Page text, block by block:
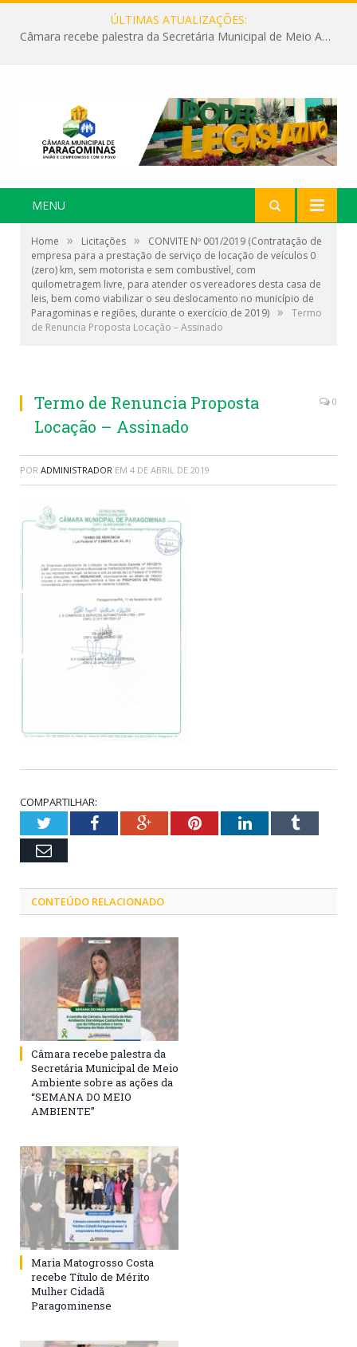
ÚLTIMAS ATUALIZAÇÕES:
Câmara recebe palestra da Secretária Municipal de Meio Ambiente sobre as ações da “SEMANA DO MEIO AMBIENTE”
MENU
Home » Licitações »
CONVITE Nº 001/2019 (Contratação de
empresa para a prestação de serviço de locação de veículos 0
(zero) km, sem motorista e sem combustível, com
quilometragem livre, para atender os vereadores desta casa de
leis, bem como viabilizar o seu deslocamento no município de
Paragominas e regiões, durante o exercício de 2019) »
Termo
de Renuncia Proposta Locação – Assinado
Termo de Renuncia Proposta
Locação – Assinado
0
POR ADMINISTRADOR EM 4 DE ABRIL DE 2019
COMPARTILHAR:
TwitterFacebookGoogle+PinterestLinkedInTumblr
Email
CONTEÚDO RELACIONADO
Câmara recebe palestra da
Secretária Municipal de Meio
Ambiente sobre as ações da
“SEMANA DO MEIO
AMBIENTE”
Maria Matogrosso Costa
recebe Título de Mérito
Mulher Cidadã
Paragominense